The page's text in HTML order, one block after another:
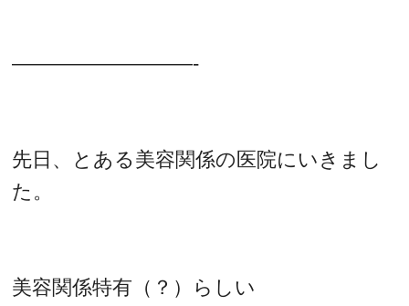
—————————-
先日、とある美容関係の医院にいきまし
た。
美容関係特有（？）らしい